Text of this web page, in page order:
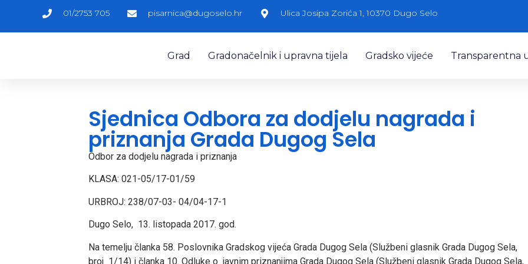
01/2753 705 pisarnica@dugoselo.hr Ulica Josipa Zorića 1, 10370 Dugo Selo
Grad Gradonačelnik i upravna tijela Gradsko vijeće Transparentna
Sjednica Odbora za dodjelu nagrada i
priznanja Grada Dugog Sela
Odbor za dodjelu nagrada i priznanja
KLASA: 021-05/17-01/59
URBROJ: 238/07-03- 04/04-17-1
Dugo Selo, 13. listopada 2017. god.
Na temelju članka 58. Poslovnika Gradskog vijeća Grada Dugog Sela (Službeni glasnik Grada Dugog Sela,
broj 1/14) i članka 10. Odluke o javnim priznanjima Grada Dugog Sela (Službeni glasnik Grada Dugog Sela,